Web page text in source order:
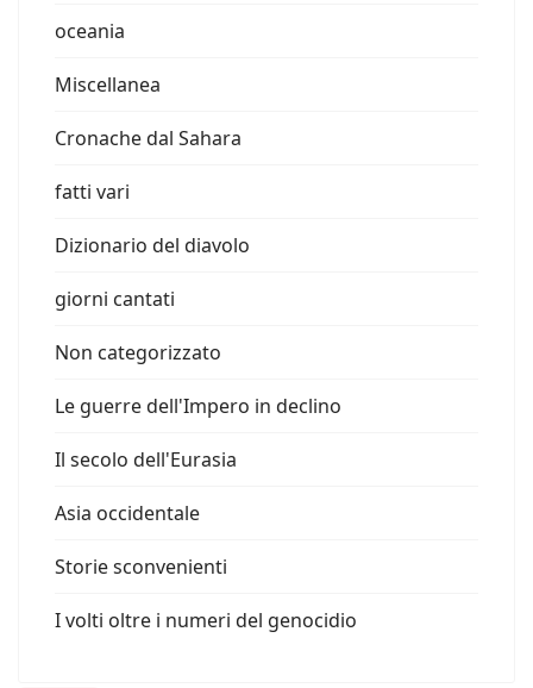
oceania
Miscellanea
Cronache dal Sahara
fatti vari
Dizionario del diavolo
giorni cantati
Non categorizzato
Le guerre dell'Impero in declino
Il secolo dell'Eurasia
Asia occidentale
Storie sconvenienti
I volti oltre i numeri del genocidio